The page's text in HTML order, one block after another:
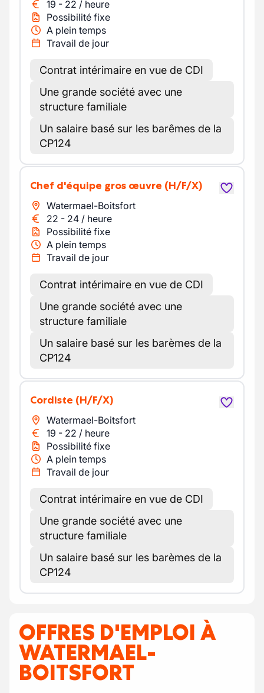
19 - 22 / heure
Possibilité fixe
A plein temps
Travail de jour
Contrat intérimaire en vue de CDI
Une grande société avec une
structure familiale
Un salaire basé sur les barêmes de la
CP124
Chef d'équipe gros œuvre (H/F/X)
Watermael-Boitsfort
22 - 24 / heure
Possibilité fixe
A plein temps
Travail de jour
Contrat intérimaire en vue de CDI
Une grande société avec une
structure familiale
Un salaire basé sur les barèmes de la
CP124
Cordiste (H/F/X)
Watermael-Boitsfort
19 - 22 / heure
Possibilité fixe
A plein temps
Travail de jour
Contrat intérimaire en vue de CDI
Une grande société avec une
structure familiale
Un salaire basé sur les barèmes de la
CP124
OFFRES D'EMPLOI À
WATERMAEL-
BOITSFORT